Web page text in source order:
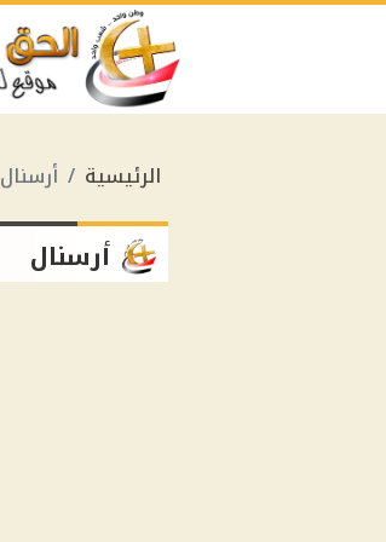
الرئيسية أرسنال
أرسنال